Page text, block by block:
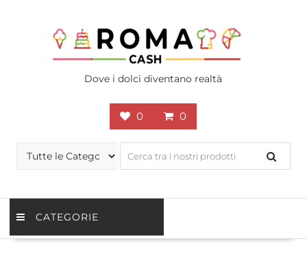
Dove i dolci diventano realtà
0 0
CATEGORIE